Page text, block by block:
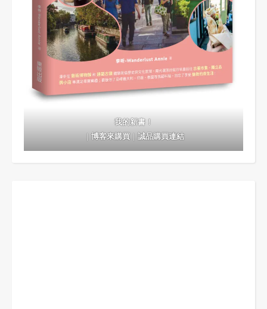
我的新書！
｜博客來購買｜誠品購買連結